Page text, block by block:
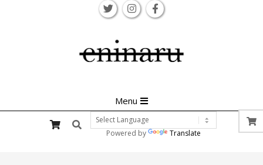
Navigation
Menu
Search
Powered by
Translate